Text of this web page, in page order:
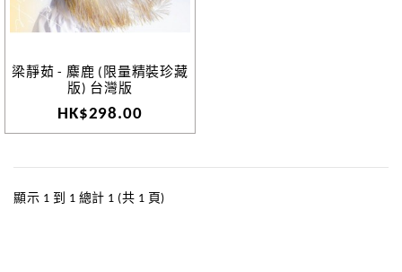
梁靜茹 - 麋鹿 (限量精裝珍藏
版) 台灣版
HK$298.00
顯示 1 到 1 總計 1 (共 1 頁)